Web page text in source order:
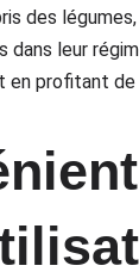
des
dans leur
profitant de